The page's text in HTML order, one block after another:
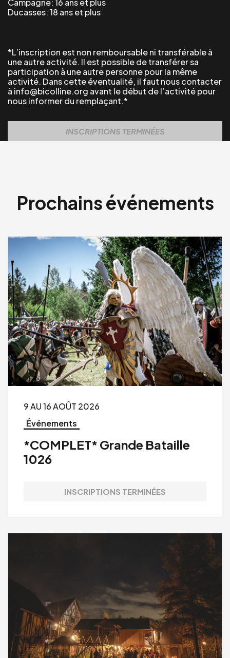
Campagne: 16 ans et plus
Ducasses: 18 ans et plus
*L’inscription est non remboursable ni transférable à
une autre activité. Il est possible de transférer sa
participation à une autre personne pour la même
activité. Dans cette éventualité, il faut nous contacter
à info@bicolline.org avant le début de l’activité pour
nous informer du remplaçant.*
INSCRIPTIONS TERMINÉES
Prochains événements
9 AU 16 AOÛT 2026
Événements
*COMPLET* Grande Bataille
1026
INSCRIPTIONS TERMINÉES